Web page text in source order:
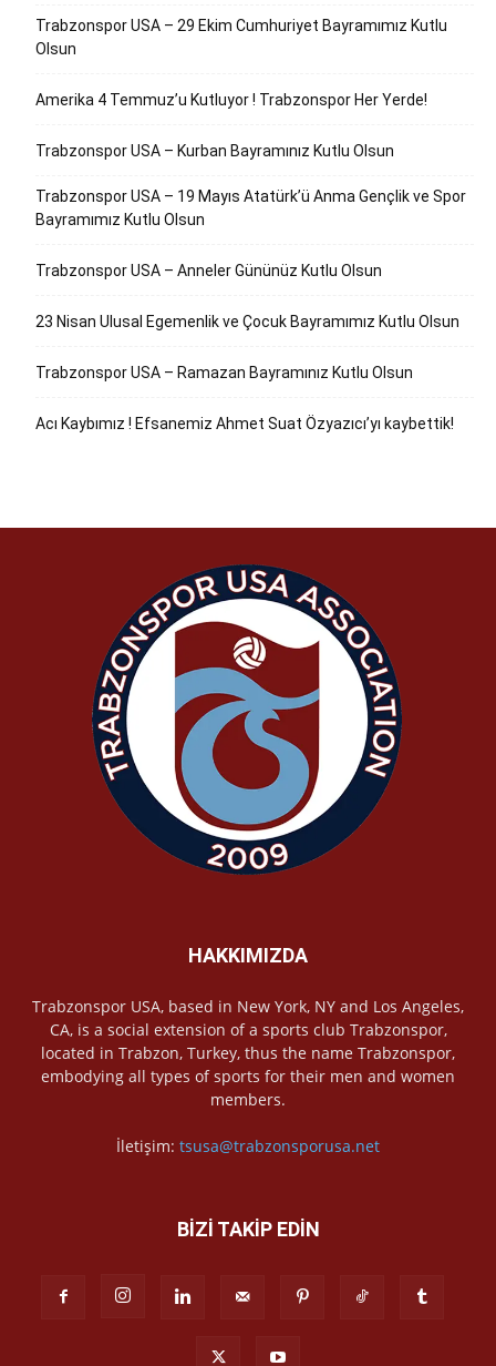
Trabzonspor USA – 29 Ekim Cumhuriyet Bayramımız Kutlu
Olsun
Amerika 4 Temmuz’u Kutluyor ! Trabzonspor Her Yerde!
Trabzonspor USA – Kurban Bayramınız Kutlu Olsun
Trabzonspor USA – 19 Mayıs Atatürk’ü Anma Gençlik ve Spor
Bayramımız Kutlu Olsun
Trabzonspor USA – Anneler Gününüz Kutlu Olsun
23 Nisan Ulusal Egemenlik ve Çocuk Bayramımız Kutlu Olsun
Trabzonspor USA – Ramazan Bayramınız Kutlu Olsun
Acı Kaybımız ! Efsanemiz Ahmet Suat Özyazıcı’yı kaybettik!
HAKKIMIZDA
Trabzonspor USA, based in New York, NY and Los Angeles,
CA, is a social extension of a sports club Trabzonspor,
located in Trabzon, Turkey, thus the name Trabzonspor,
embodying all types of sports for their men and women
members.
İletişim: tsusa@trabzonsporusa.net
BİZİ TAKİP EDİN